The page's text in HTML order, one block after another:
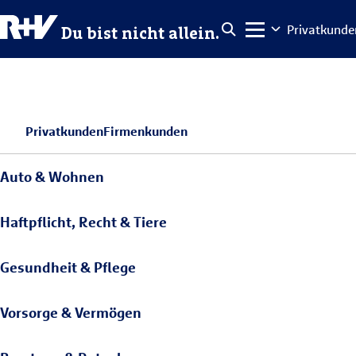
Du bist nicht allein.
PrivatkundenFirmenkunden
Auto & Wohnen
Haftpflicht, Recht & Tiere
Gesundheit & Pflege
Vorsorge & Vermögen